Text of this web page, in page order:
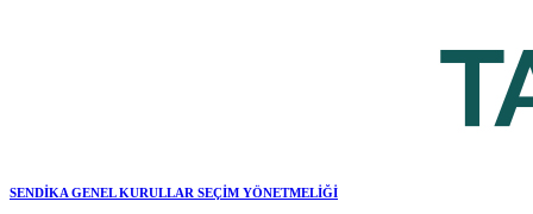
SENDİKA GENEL KURULLAR SEÇİM YÖNETMELİĞİ